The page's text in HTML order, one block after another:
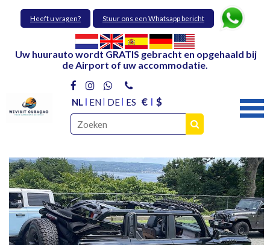
Heeft u vragen? Stuur ons een Whatsapp bericht
Uw huurauto wordt GRATIS gebracht en opgehaald bij
de Airport of uw accommodatie.
NL EN DE ES € $